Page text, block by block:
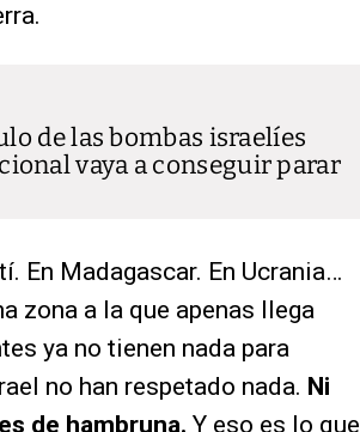
de las bombas israelíes
vaya a conseguir parar
En Madagascar. En Ucrania…
zona a la que apenas llega
ya no tienen nada para
no han respetado nada. Ni
de hambruna. Y eso es lo que